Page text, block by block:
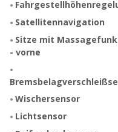
Satellitennavigation
Sitze mit
- vorne
Wischersensor
Lichtsensor